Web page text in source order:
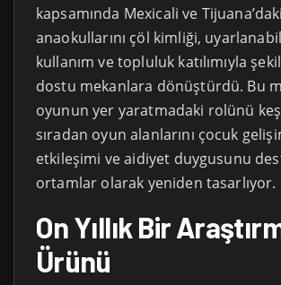
kapsamında Mexicali ve Tijuana’daki
anaokullarını çöl kimliği,
kullanım ve topluluk katılımıyla
dostu mekanlara dönüştürdü. Bu
oyunun yer yaratmadaki rolünü
sıradan oyun alanlarını çocuk
etkileşimi ve aidiyet duygusunu
ortamlar olarak yeniden tasarlıyor.
On Yıllık Bir
Ürünü